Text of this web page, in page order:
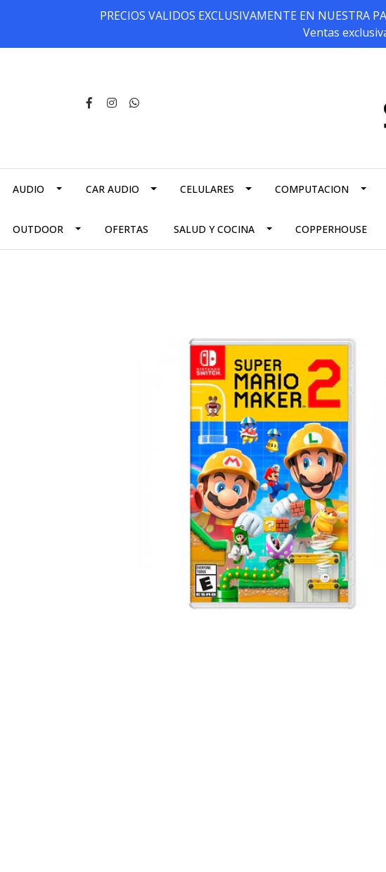
PRECIOS VALIDOS EXCLUSIVAMENTE EN NUESTRA
Ventas
AUDIO CAR AUDIO CELULARES COMPUTACION
OUTDOOR OFERTAS SALUD Y COCINA COPPERHOUSE